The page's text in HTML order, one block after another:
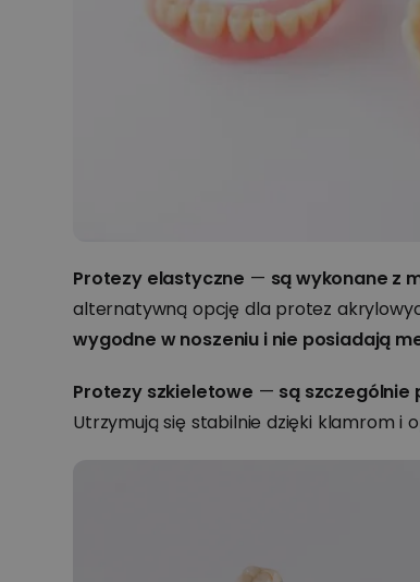
Protezy elastyczne — są wykonane z
alternatywną opcję dla protez
wygodne w noszeniu i nie posiadają
Protezy szkieletowe — są szczególnie
Utrzymują się stabilnie dzięki klamrom i